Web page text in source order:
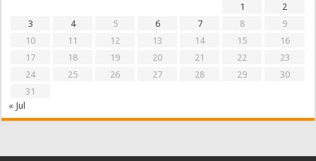
1
2
3
4 5 6 7 8
9
10
11 12 13 14 15
16
17
18 19 20 21 22
23
24
25 26 27 28 29
30
31
« Jul